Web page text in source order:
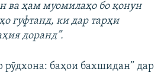
ва ҳам муомилаҳо бо қонун
гуфтанд, ки дар тарҳи
доранд”.
рӯдхона: баҳои бахшидан” дар